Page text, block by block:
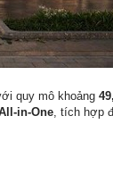
quy mô khoảng
in-One, tích hợp